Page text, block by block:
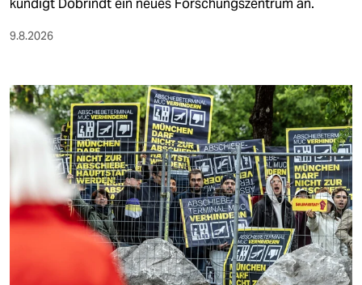
abo
genossenschaft
epaper login
kündigt Dobrindt ein neues Forschungszentrum an.
9.8.2026